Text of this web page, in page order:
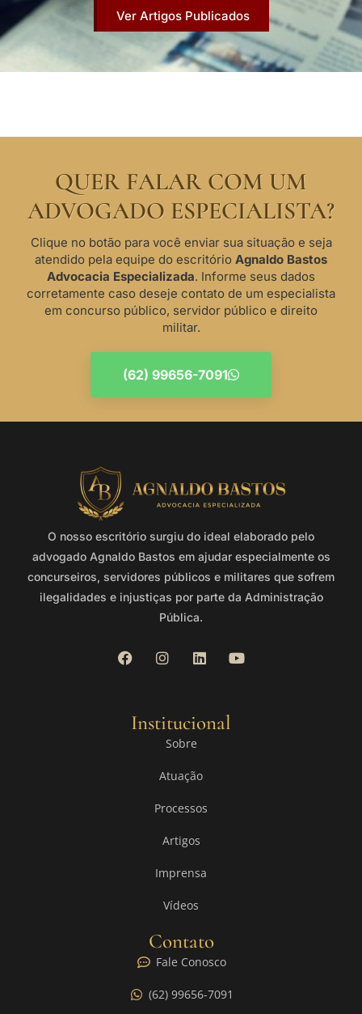
Ver Artigos Publicados
QUER FALAR COM UM
ADVOGADO ESPECIALISTA?
Clique no botão para você enviar sua situação e seja
atendido pela equipe do escritório Agnaldo Bastos
Advocacia Especializada. Informe seus dados
corretamente caso deseje contato de um especialista
em concurso público, servidor público e direito
militar.
(62) 99656-7091
O nosso escritório surgiu do ideal elaborado pelo
advogado Agnaldo Bastos em ajudar especialmente os
concurseiros, servidores públicos e militares que sofrem
ilegalidades e injustiças por parte da Administração
Pública.
Institucional
Sobre
Atuação
Processos
Artigos
Imprensa
Vídeos
Contato
Fale Conosco
(62) 99656-7091